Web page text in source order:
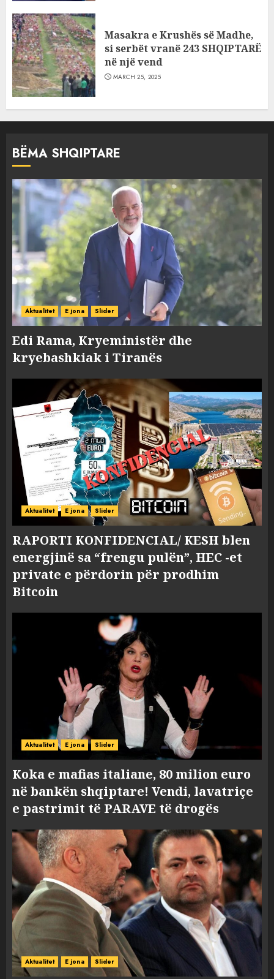
Masakra e Krushës së Madhe,
si serbët vranë 243 SHQIPTARË
në një vend
MARCH 25, 2025
BËMA SHQIPTARE
Aktualitet E jona Slider
Edi Rama, Kryeministër dhe
kryebashkiak i Tiranës
Aktualitet E jona Slider
RAPORTI KONFIDENCIAL/ KESH blen
energjinë sa “frengu pulën”, HEC -et
private e përdorin për prodhim
Bitcoin
Aktualitet E jona Slider
Koka e mafias italiane, 80 milion euro
në bankën shqiptare! Vendi, lavatriçe
e pastrimit të PARAVE të drogës
Aktualitet E jona Slider